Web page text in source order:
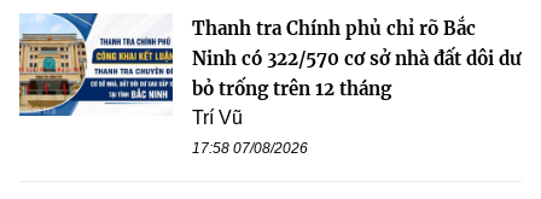
Thanh tra Chính phủ chỉ rõ Bắc
Ninh có 322/570 cơ sở nhà đất dôi dư
bỏ trống trên 12 tháng
Trí Vũ
17:58 07/08/2026